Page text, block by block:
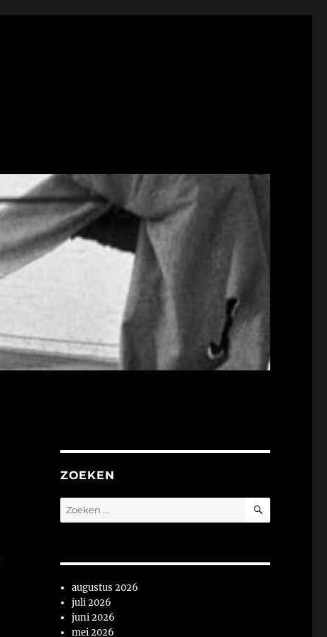
ZOEKEN
Zoeken
naar:
ZOEKEN
augustus 2026
juli 2026
juni 2026
mei 2026